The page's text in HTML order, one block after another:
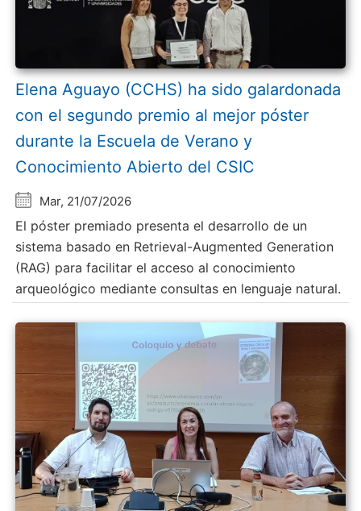
Elena Aguayo (CCHS) ha sido galardonada
con el segundo premio al mejor póster
durante la Escuela de Verano y
Conocimiento Abierto del CSIC
Mar, 21/07/2026
El póster premiado presenta el desarrollo de un
sistema basado en Retrieval-Augmented Generation
(RAG) para facilitar el acceso al conocimiento
arqueológico mediante consultas en lenguaje natural.